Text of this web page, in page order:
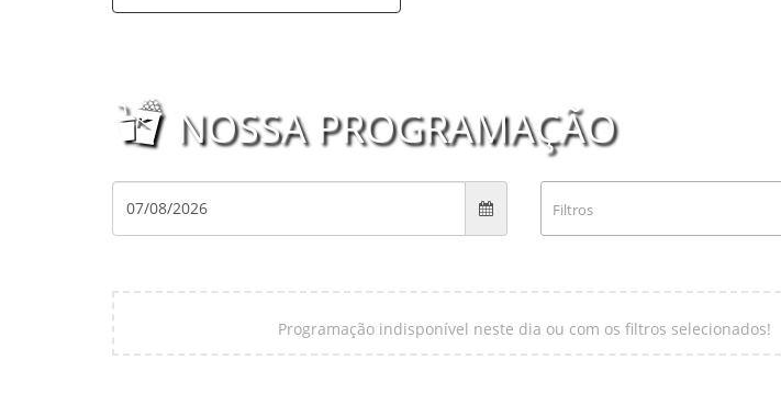
NOSSA PROGRAMAÇÃO
Filtros
Programação indisponível neste dia ou com os filtros selecionados!